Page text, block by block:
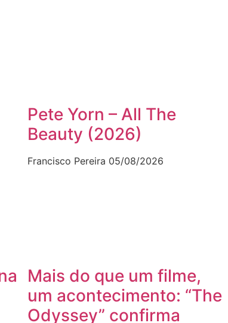
Pete Yorn – All The
Beauty (2026)
Francisco Pereira 05/08/2026
Mais do que um filme,
um acontecimento: “The
Odyssey” confirma